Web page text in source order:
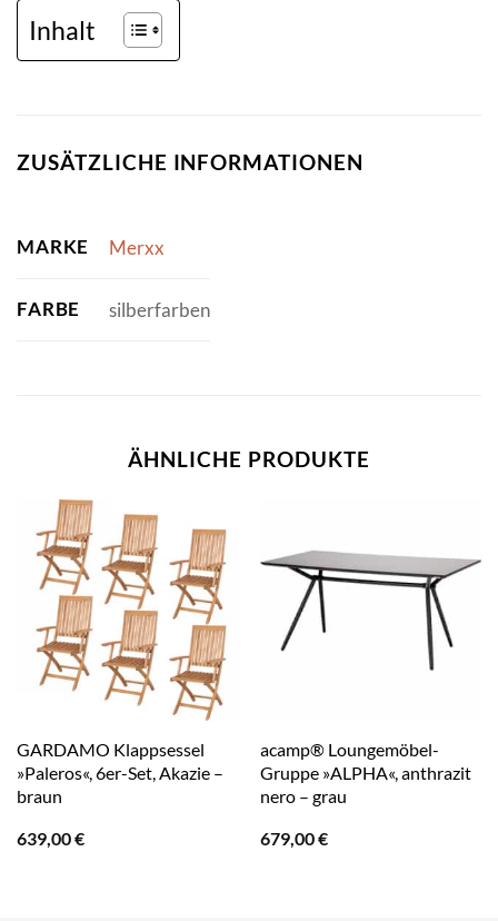
Inhalt
ZUSÄTZLICHE INFORMATIONEN
MARKE Merxx
FARBE silberfarben
ÄHNLICHE PRODUKTE
GARDAMO Klappsessel
»Paleros«, 6er-Set, Akazie –
braun
639,00€
acamp® Loungemöbel-
Gruppe »ALPHA«, anthrazit
nero – grau
679,00€